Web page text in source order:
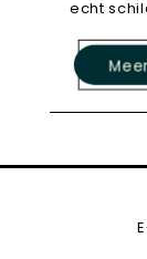
echt